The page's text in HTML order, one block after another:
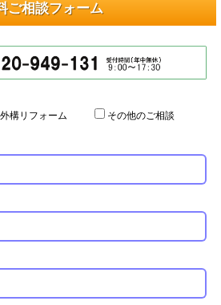
ご相談フォーム
外構リフォーム その他のご相談